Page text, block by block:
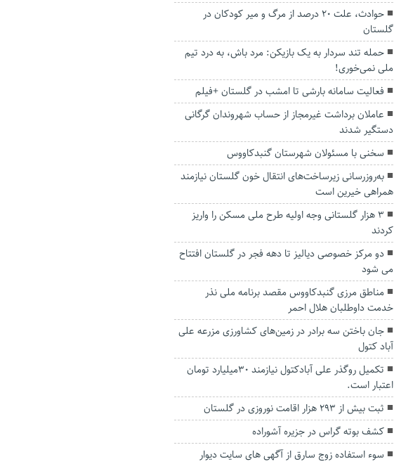
حوادث، علت ۲۰ درصد از مرگ‌ و‌ میر کودکان در
گلستان
حمله تند سردار به یک بازیکن: مرد باش، به درد تیم
ملی نمی‌خوری!
فعالیت سامانه بارشی تا امشب در گلستان +فیلم
عاملان برداشت غیرمجاز از حساب شهروندان گرگانی
دستگیر شدند
سخنی با مسئولان شهرستان گنبدکاووس
به‌روزرسانی زیرساخت‌های انتقال خون گلستان نیازمند
همراهی خیرین است
۳ هزار گلستانی وجه اولیه طرح ملی مسکن را واریز
کردند
دو مرکز خصوصی دیالیز تا دهه فجر در گلستان افتتاح
می شود
مناطق مرزی گنبدکاووس مقصد برنامه ملی نذر
خدمت داوطلبان هلال احمر
جان باختن سه برادر در زمین‌های کشاورزی مزرعه علی
آباد کتول
تکمیل روگذر علی آبادکتول نیازمند ۳۰میلیارد تومان
اعتبار است.
ثبت بیش از ۲۹۳ هزار اقامت نوروزی در گلستان
کشف بوته گراس در جزیره آشوراده
سوء استفاده زوج سارق از آگهی های سایت دیوار